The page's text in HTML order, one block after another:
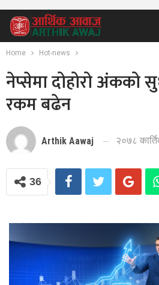
Home Hot-news
नेप्सेमा दोहोरो अंकको
रकम बढेन
Arthik Aawaj २०७८
36